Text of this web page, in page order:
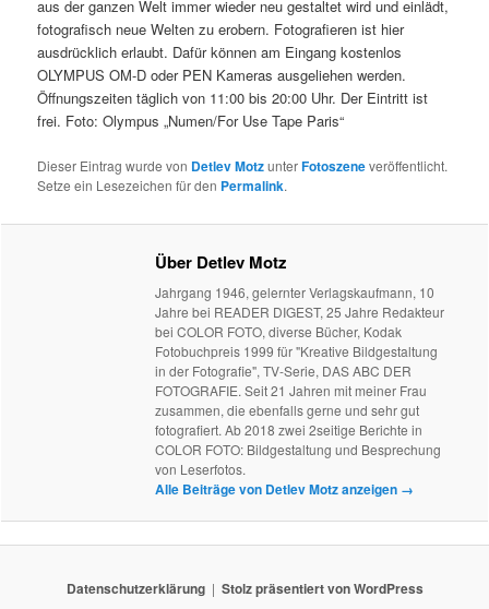
aus der ganzen Welt immer wieder neu gestaltet wird und einlädt,
fotografisch neue Welten zu erobern. Fotografieren ist hier
ausdrücklich erlaubt. Dafür können am Eingang kostenlos
OLYMPUS OM-D oder PEN Kameras ausgeliehen werden.
Öffnungszeiten täglich von 11:00 bis 20:00 Uhr. Der Eintritt ist
frei. Foto: Olympus „Numen/For Use Tape Paris“
Dieser Eintrag wurde von Detlev MotzunterFotoszeneveröffentlicht.
Setze ein Lesezeichen für den Permalink.
Über Detlev Motz
Jahrgang 1946, gelernter Verlagskaufmann, 10
Jahre bei READER DIGEST, 25 Jahre Redakteur
bei COLOR FOTO, diverse Bücher, Kodak
Fotobuchpreis 1999 für "Kreative Bildgestaltung
in der Fotografie", TV-Serie, DAS ABC DER
FOTOGRAFIE. Seit 21 Jahren mit meiner Frau
zusammen, die ebenfalls gerne und sehr gut
fotografiert. Ab 2018 zwei 2seitige Berichte in
COLOR FOTO: Bildgestaltung und Besprechung
von Leserfotos.
Alle Beiträge von Detlev Motz anzeigen →
Datenschutzerklärung Stolz präsentiert von WordPress